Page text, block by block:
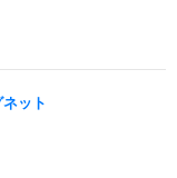
ット